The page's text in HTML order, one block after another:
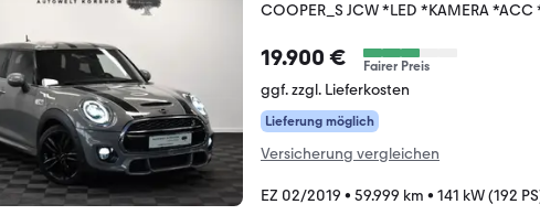
COOPER_S JCW *LED *KAMERA *ACC
19.900 € Fairer Preis
ggf. zzgl. Lieferkosten
Lieferung möglich
Versicherung vergleichen
EZ 02/2019 • 59.999 km • 141 kW (192